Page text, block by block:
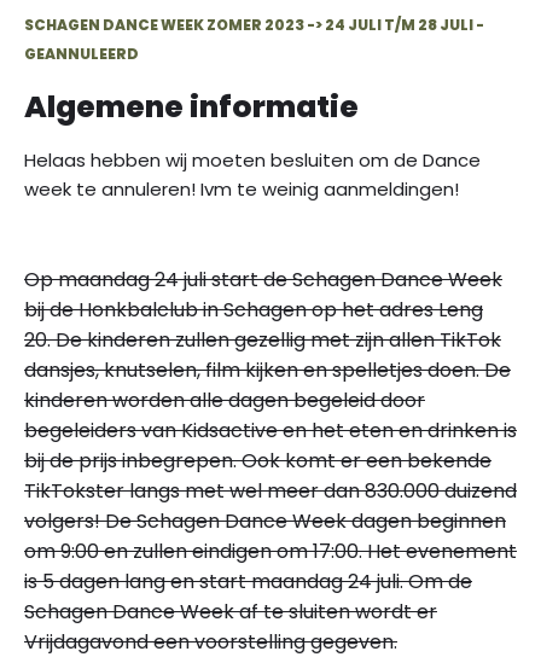
SCHAGEN DANCE WEEK ZOMER 2023 -> 24 JULI T/M 28 JULI -
GEANNULEERD
Algemene informatie
Helaas hebben wij moeten besluiten om de Dance
week te annuleren! Ivm te weinig aanmeldingen!
Op maandag 24 juli start de Schagen Dance Week
bij de Honkbalclub in Schagen op het adres Leng
20.De kinderen zullen gezellig met zijn allen TikTok
dansjes, knutselen, film kijken en spelletjes doen.De
kinderen worden alle dagen begeleid door
begeleiders van Kidsactive en het eten en drinken is
bij de prijs inbegrepen. Ook komt er een bekende
TikTokster langs met wel meer dan 830.000 duizend
volgers!De Schagen Dance Week dagen beginnen
om 9:00 en zullen eindigen om 17:00.Het evenement
is 5 dagen lang en start maandag 24 juli. Om de
Schagen Dance Week af te sluiten wordt er
Vrijdagavond een voorstelling gegeven.